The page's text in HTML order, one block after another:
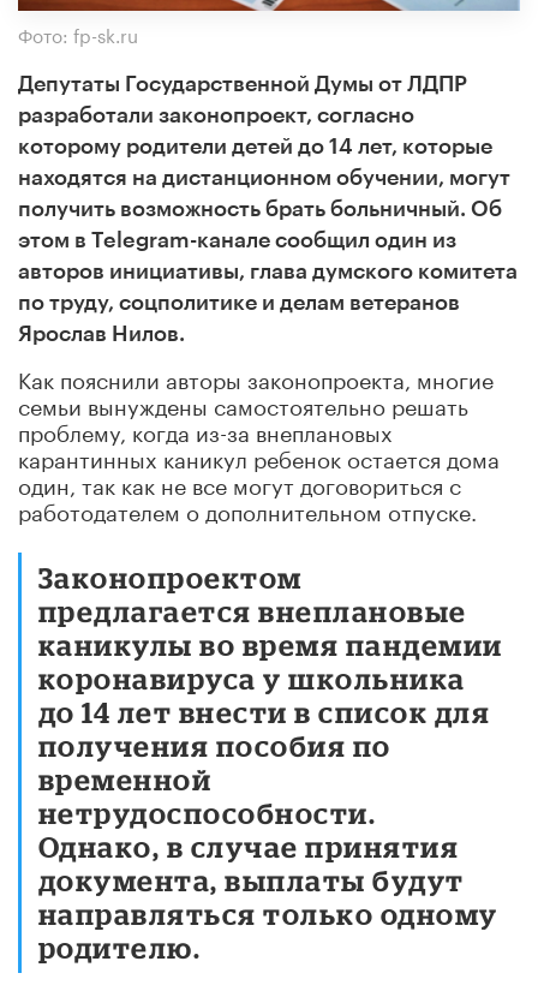
Фото: fp-sk.ru
Депутаты Государственной Думы от ЛДПР
разработали законопроект, согласно
которому родители детей до 14 лет, которые
находятся на дистанционном обучении, могут
получить возможность брать больничный. Об
этом в Telegram-канале сообщил один из
авторов инициативы, глава думского комитета
по труду, соцполитике и делам ветеранов
Ярослав Нилов.
Как пояснили авторы законопроекта, многие
семьи вынуждены самостоятельно решать
проблему, когда из-за внеплановых
карантинных каникул ребенок остается дома
один, так как не все могут договориться с
работодателем о дополнительном отпуске.
Законопроектом
предлагается внеплановые
каникулы во время пандемии
коронавируса у школьника
до 14 лет внести в список для
получения пособия по
временной
нетрудоспособности.
Однако, в случае принятия
документа, выплаты будут
направляться только одному
родителю.